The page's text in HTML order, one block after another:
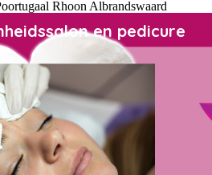
Rhoon Albrandswaard
en pedicure